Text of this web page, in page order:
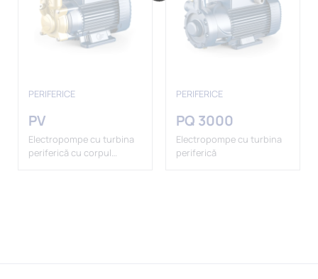
PERIFERICE
PV
Electropompe cu turbina
periferică cu corpul
PERIFERICE
PQ 3000
Electropompe cu turbina
periferică